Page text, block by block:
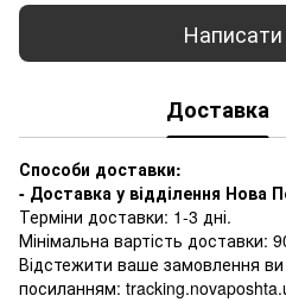
Написати
Доставка
Способи доставки:
- Доставка у відділення Нова
Терміни доставки: 1-3 дні.
Мінімальна вартість доставки:
Відстежити ваше замовлення
посиланням: